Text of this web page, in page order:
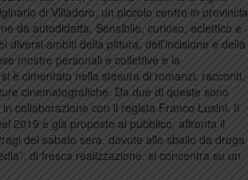
di Villadoro, un piccolo centro in provincia
da autodidatta. Sensibile, curioso, eclettico e
diversi ambiti della pittura, dell’incisione e della
mostre personali e collettive e la
è cimentato nella stesura di romanzi, racconti,
cinematografiche. Da due di queste sono
collaborazione con il regista Franco Lusini. Il
2019 e già proposto al pubblico, affronta il
del sabato sera, dovute allo sballo da droga
di fresca realizzazione, si concentra su un